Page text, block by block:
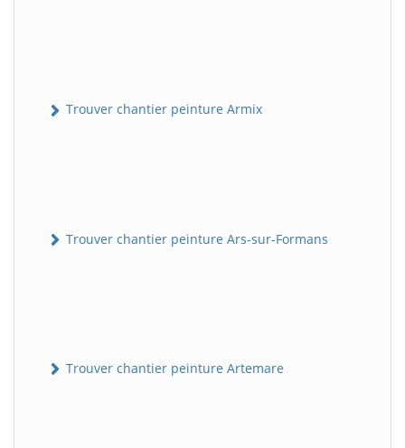
Trouver chantier peinture Armix
Trouver chantier peinture Ars-sur-Formans
Trouver chantier peinture Artemare